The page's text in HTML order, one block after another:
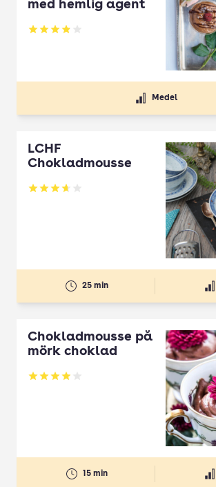
med hemlig agent
Betyg: 3.91 av 5
Medel
LCHF
Chokladmousse
Betyg: 3.65 av 5
25 min
Chokladmousse på
mörk choklad
Betyg: 3.93 av 5
15 min